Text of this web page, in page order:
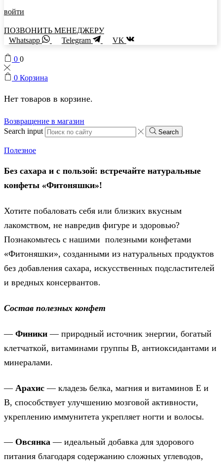
войти
ПОЗВОНИТЬ МЕНЕДЖЕРУ
Whatsapp
Telegram VK
0 0
0 Корзина
Нет товаров в корзине.
Возвращение в магазин
Search input
Search
Полезное
Без сахара и с пользой: встречайте натуральные
конфеты «Фитоняшки»!
Хотите побаловать себя или близких вкусным
лакомством, не навредив фигуре и здоровью?
Познакомьтесь с нашими полезными конфетами
«Фитоняшки», созданными из натуральных продуктов
без добавления сахара, искусственных подсластителей
и вредных консервантов.
Состав полезных конфет
— Финики — природный источник энергии, богатый
клетчаткой, витаминами группы B, антиоксидантами и
минералами.
— Арахис — кладезь белка, магния и витаминов E и
B, способствует улучшению мозговой активности,
укреплению иммунитета укрепляет ногти и волосы.
— Овсянка — идеальный добавка для здорового
питания благодаря содержанию сложных углеводов,